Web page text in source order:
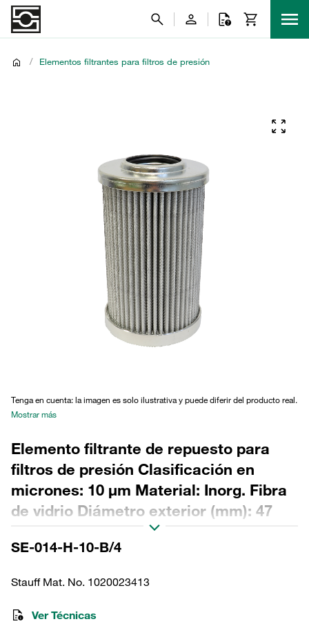
/ Elementos filtrantes para filtros de presión
Tenga en cuenta: la imagen es solo ilustrativa y puede diferir del producto real.
Mostrar más
Elemento filtrante de repuesto para
filtros de presión Clasificación en
micrones: 10 µm Material: Inorg. Fibra
de vidrio Diámetro exterior (mm): 47
Diámetro interior (mm): 22,2 Longitud
(mm): 84 Sellado: NBR, relación β >200
SE-014-H-10-B/4
Stauff Mat. No. 1020023413
Ver Técnicas